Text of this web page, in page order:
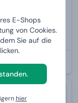
E-Shops
von Cookies.
Sie auf die
hier
Bierbecher aus
mit Gravur
12.8.2026